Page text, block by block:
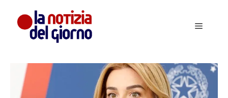
contenuto
Menu